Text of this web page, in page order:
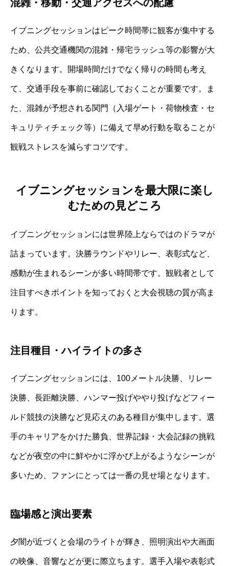
混雑・移動・交通アクセスへの配慮
イブニングセッションはピーク時間帯に観客が集中する
ため、公共交通機関の混雑・帰宅ラッシュ等の影響が大
きくなります。開場時間だけでなく帰りの時間も考え
て、交通手段を事前に確認しておくことが重要です。ま
た、混雑が予想される関門（入場ゲート・荷物検査・セ
キュリティチェック等）に備えて早め行動を取ることが
観戦ストレスを減らすコツです。
イブニングセッションを最大限に楽し
むための見どころ
イブニングセッションには世界陸上ならではのドラマが
詰まっています。決勝ラウンドやリレー、表彰式など、
感動が生まれるシーンが多い時間帯です。観戦者として
注目すべきポイントを知っておくと大会視聴の質が高ま
ります。
注目種目・ハイライトの多さ
イブニングセッションには、100メートル決勝、リレー
決勝、長距離決勝、ハンマー投げややり投げなどフィー
ルド競技の決勝など見応えのある種目が集中します。選
手のキャリアをかけた勝負、世界記録・大会記録の挑戦
などが夜空の中に鮮やかに浮かび上がるようなシーンが
多いため、ファンにとっては一番の見せ場となります。
臨場感と演出要素
夕闇が近づくと会場のライトが輝き、照明演出や大画面
の映像、音響などが更に際立ちます。選手入場や表彰式